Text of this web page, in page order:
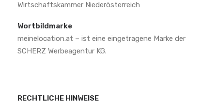
Wirtschaftskammer Niederösterreich
Wortbildmarke
meinelocation.at – ist eine eingetragene Marke der
SCHERZ Werbeagentur KG.
RECHTLICHE HINWEISE